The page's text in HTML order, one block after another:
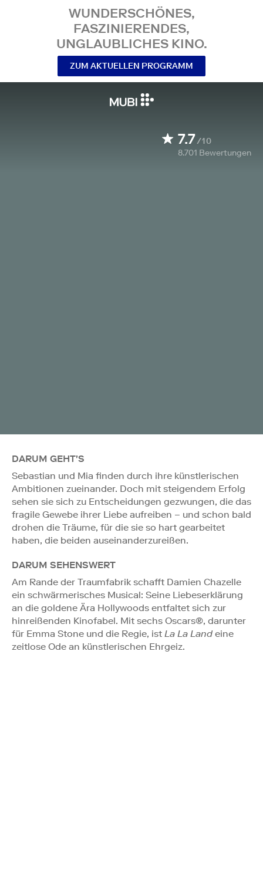
WUNDERSCHÖNES,
FASZINIERENDES,
UNGLAUBLICHES KINO.
ZUM AKTUELLEN PROGRAMM
7.7/10
8.701 Bewertungen
DARUM GEHT'S
Sebastian und Mia finden durch ihre künstlerischen
Ambitionen zueinander. Doch mit steigendem Erfolg
sehen sie sich zu Entscheidungen gezwungen, die das
fragile Gewebe ihrer Liebe aufreiben – und schon bald
drohen die Träume, für die sie so hart gearbeitet
haben, die beiden auseinanderzureißen.
DARUM SEHENSWERT
Am Rande der Traumfabrik schafft Damien Chazelle
ein schwärmerisches Musical: Seine Liebeserklärung
an die goldene Ära Hollywoods entfaltet sich zur
hinreißenden Kinofabel. Mit sechs Oscars®, darunter
für Emma Stone und die Regie, ist La La Landeine
zeitlose Ode an künstlerischen Ehrgeiz.